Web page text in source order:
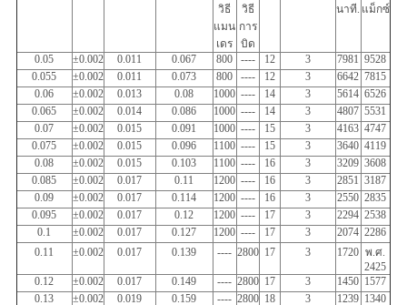
วิธี
แมน
เดร
วิธี
การ
บิด
นาที. แม็กซ์
0.05 ±0.002 0.011 0.067 800 ---- 12 3 7981 9528
0.055
±0.002 0.011 0.073 800 ---- 12 3 6642 7815
0.06
±0.002 0.013 0.08 1000 ---- 14 3 5614 6526
0.065
±0.002 0.014 0.086 1000 ---- 14 3 4807 5531
0.07
±0.002 0.015 0.091 1000 ---- 15 3 4163 4747
0.075
±0.002 0.015 0.096 1100 ---- 15 3 3640 4119
0.08
±0.002 0.015 0.103 1100 ---- 16 3 3209 3608
0.085
±0.002 0.017 0.11 1200 ---- 16 3 2851 3187
0.09
±0.002 0.017 0.114 1200 ---- 16 3 2550 2835
0.095
±0.002 0.017 0.12 1200 ---- 17 3 2294 2538
0.1
±0.002 0.017 0.127 1200 ---- 17 3 2074 2286
0.11
±0.002 0.017 0.139 ---- 2800 17 3 1720 พ.ศ.
2425
0.12
±0.002 0.017 0.149 ---- 2800 17 3 1450 1577
0.13
±0.002 0.019 0.159 ---- 2800 18 3 1239 1340